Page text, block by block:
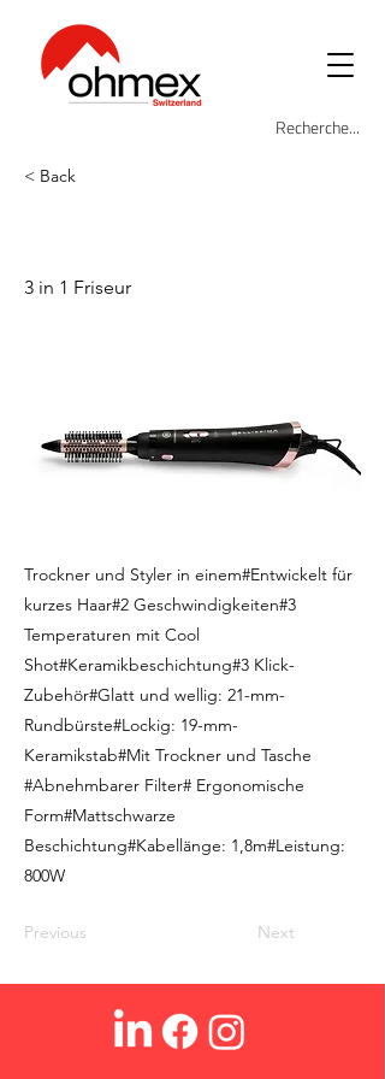
< Back
3 in 1 Friseur
Trockner und Styler in einem#Entwickelt für
kurzes Haar#2 Geschwindigkeiten#3
Temperaturen mit Cool
Shot#Keramikbeschichtung#3 Klick-
Zubehör#Glatt und wellig: 21-mm-
Rundbürste#Lockig: 19-mm-
Keramikstab#Mit Trockner und Tasche
#Abnehmbarer Filter# Ergonomische
Form#Mattschwarze
Beschichtung#Kabellänge: 1,8m#Leistung:
800W
Previous Next